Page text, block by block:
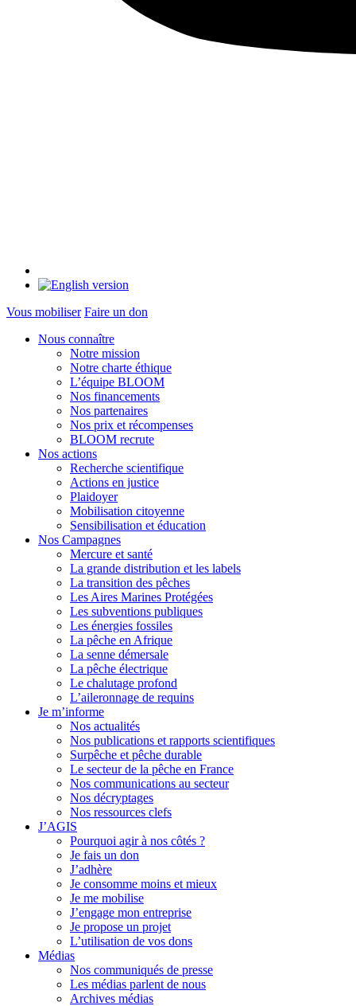
Vous mobiliser Faire un don
Nous connaître
Notre mission
Notre charte éthique
L’équipe BLOOM
Nos financements
Nos partenaires
Nos prix et récompenses
BLOOM recrute
Nos actions
Recherche scientifique
Actions en justice
Plaidoyer
Mobilisation citoyenne
Sensibilisation et éducation
Nos Campagnes
Mercure et santé
La grande distribution et les labels
La transition des pêches
Les Aires Marines Protégées
Les subventions publiques
Les énergies fossiles
La pêche en Afrique
La senne démersale
La pêche électrique
Le chalutage profond
L’aileronnage de requins
Je m’informe
Nos actualités
Nos publications et rapports scientifiques
Surpêche et pêche durable
Le secteur de la pêche en France
Nos communications au secteur
Nos décryptages
Nos ressources clefs
J’AGIS
Pourquoi agir à nos côtés ?
Je fais un don
J’adhère
Je consomme moins et mieux
Je me mobilise
J’engage mon entreprise
Je propose un projet
L’utilisation de vos dons
Médias
Nos communiqués de presse
Les médias parlent de nous
Archives médias